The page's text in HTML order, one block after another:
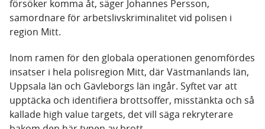
försöker komma åt, säger Johannes Persson,
samordnare för arbetslivskriminalitet vid polisen i
region Mitt.
Inom ramen för den globala operationen genomfördes
insatser i hela polisregion Mitt, där Västmanlands län,
Uppsala län och Gävleborgs län ingår. Syftet var att
upptäcka och identifiera brottsoffer, misstänkta och så
kallade high value targets, det vill säga rekryterare